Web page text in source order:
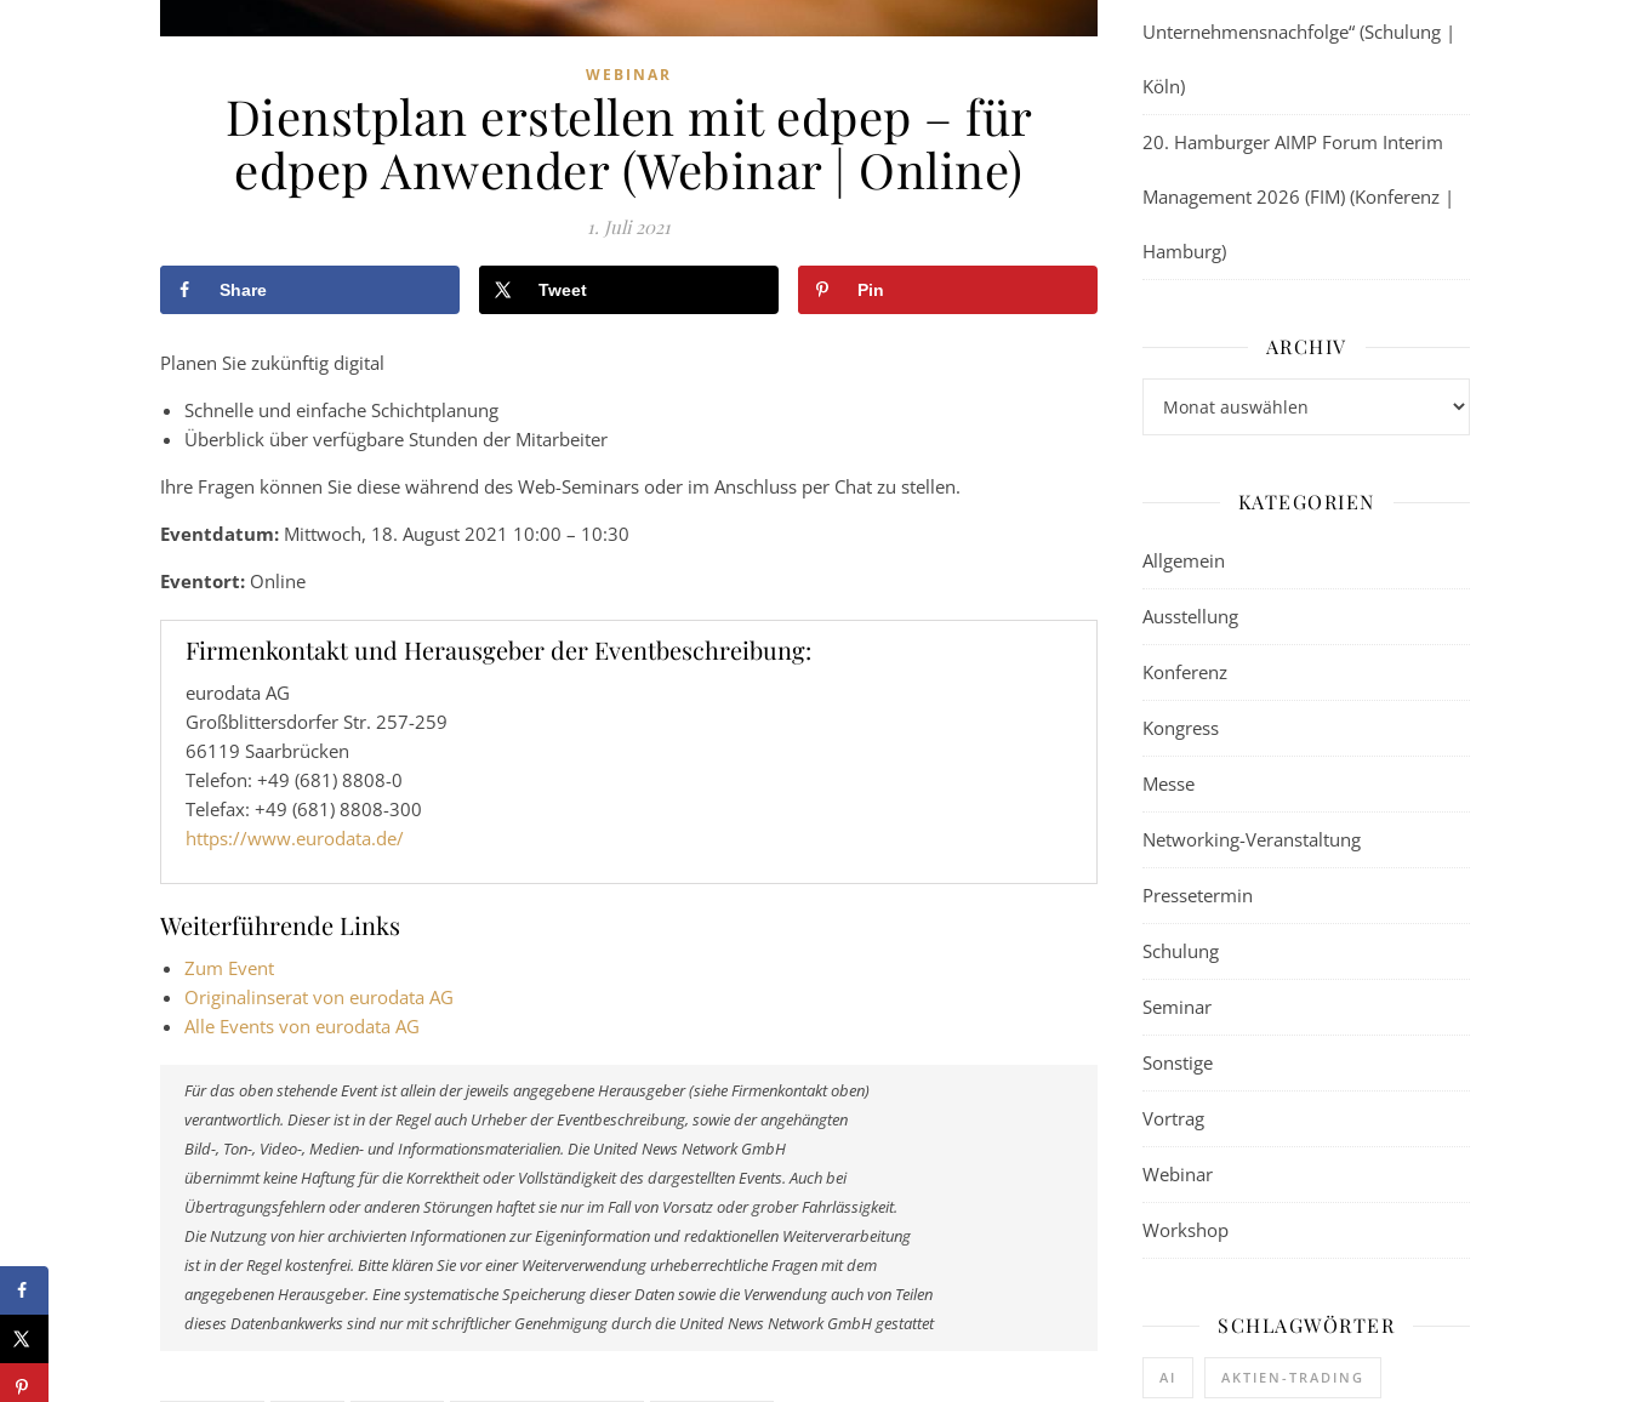
WEBINAR
Dienstplan erstellen mit edpep – für
edpep Anwender (Webinar | Online)
1. Juli 2021
Share Tweet Pin
Planen Sie zukünftig digital
Schnelle und einfache Schichtplanung
Überblick über verfügbare Stunden der Mitarbeiter
Ihre Fragen können Sie diese während des Web-Seminars oder im Anschluss per Chat zu stellen.
Eventdatum: Mittwoch, 18. August 2021 10:00 – 10:30
Eventort: Online
Firmenkontakt und Herausgeber der Eventbeschreibung:
eurodata AG
Großblittersdorfer Str. 257-259
66119 Saarbrücken
Telefon: +49 (681) 8808-0
Telefax: +49 (681) 8808-300
https://www.eurodata.de/
Weiterführende Links
Zum Event
Originalinserat von eurodata AG
Alle Events von eurodata AG
Für das oben stehende Event ist allein der jeweils angegebene Herausgeber (siehe Firmenkontakt oben)
verantwortlich. Dieser ist in der Regel auch Urheber der Eventbeschreibung, sowie der angehängten
Bild-, Ton-, Video-, Medien- und Informationsmaterialien. Die United News Network GmbH
übernimmt keine Haftung für die Korrektheit oder Vollständigkeit des dargestellten Events. Auch bei
Übertragungsfehlern oder anderen Störungen haftet sie nur im Fall von Vorsatz oder grober Fahrlässigkeit.
Die Nutzung von hier archivierten Informationen zur Eigeninformation und redaktionellen Weiterverarbeitung
ist in der Regel kostenfrei. Bitte klären Sie vor einer Weiterverwendung urheberrechtliche Fragen mit dem
angegebenen Herausgeber. Eine systematische Speicherung dieser Daten sowie die Verwendung auch von Teilen
dieses Datenbankwerks sind nur mit schriftlicher Genehmigung durch die United News Network GmbH gestattet
Unternehmensnachfolge“ (Schulung |
Köln)
20. Hamburger AIMP Forum Interim
Management 2026 (FIM) (Konferenz |
Hamburg)
ARCHIV
KATEGORIEN
Allgemein
Ausstellung
Konferenz
Kongress
Messe
Networking-Veranstaltung
Pressetermin
Schulung
Seminar
Sonstige
Vortrag
Webinar
Workshop
SCHLAGWÖRTER
AI AKTIEN-TRADING